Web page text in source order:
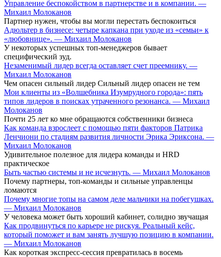
Управление беспокойством в партнерстве и в компании. —
Михаил Молоканов
Партнер нужен, чтобы вы могли перестать беспокоиться
Адюльтер в бизнесе: четыре капкана при уходе из «семьи» к
«любовнице». — Михаил Молоканов
У некоторых успешных топ-менеджеров бывает
специфический зуд.
Незаменимый лидер всегда оставляет счет преемнику. —
Михаил Молоканов
Чем опасен сильный лидер Сильный лидер опасен не тем
Мои клиенты из «Волшебника Изумрудного города»: пять
типов лидеров в поисках утраченного резонанса. — Михаил
Молоканов
Почти 25 лет ко мне обращаются собственники бизнеса
Как команда взрослеет с помощью пяти факторов Патрика
Ленчиони по стадиям развития личности Эрика Эриксона. —
Михаил Молоканов
Удивительное полезное для лидера команды и HRD
практическое
Быть частью системы и не исчезнуть. — Михаил Молоканов
Почему партнеры, топ-команды и сильные управленцы
ломаются
Почему многие топы на самом деле мальчики на побегушках.
— Михаил Молоканов
У человека может быть хороший кабинет, солидно звучащая
Как продвинуться по карьере не рискуя. Реальный кейс,
который поможет и вам занять лучшую позицию в компании.
— Михаил Молоканов
Как короткая экспресс-сессия превратилась в восемь